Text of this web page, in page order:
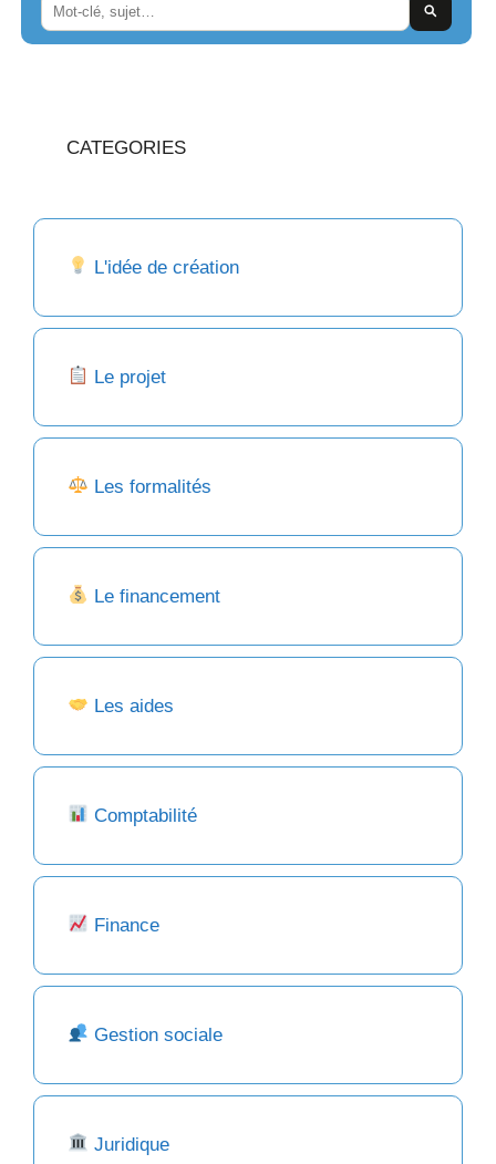
CATEGORIES
L'idée de création
Le projet
Les formalités
Le financement
Les aides
Comptabilité
Finance
Gestion sociale
Juridique